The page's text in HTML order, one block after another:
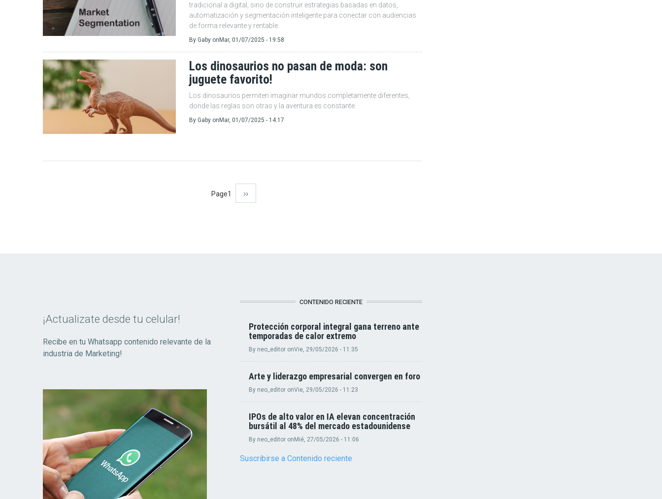
tradicional a digital, sino de construir estrategias basadas en datos,
automatización y segmentación inteligente para conectar con audiencias
de forma relevante y rentable.
By Gaby onMar, 01/07/2025 - 19:58
Los dinosaurios no pasan de moda: son
juguete favorito!
Los dinosaurios permiten imaginar mundos completamente diferentes,
donde las reglas son otras y la aventura es constante.
By Gaby onMar, 01/07/2025 - 14:17
Page1
Siguiente
››
¡Actualizate desde tu celular!
Recibe en tu Whatsapp contenido relevante de la
industria de Marketing!
CONTENIDO RECIENTE
Protección corporal integral gana terreno ante
temporadas de calor extremo
By neo_editoronVie, 29/05/2026 - 11:35
Arte y liderazgo empresarial convergen en foro
By neo_editoronVie, 29/05/2026 - 11:23
IPOs de alto valor en IA elevan concentración
bursátil al 48% del mercado estadounidense
By neo_editoron Mié, 27/05/2026 - 11:06
Suscribirse a Contenido reciente